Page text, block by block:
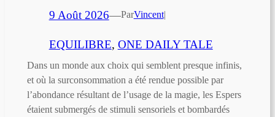
9 Août 2026—ParVincent|
EQUILIBRE, ONE DAILY TALE
Dans un monde aux choix qui semblent presque infinis,
et où la surconsommation a été rendue possible par
l’abondance résultant de l’usage de la magie, les Espers
étaient submergés de stimuli sensoriels et bombardés